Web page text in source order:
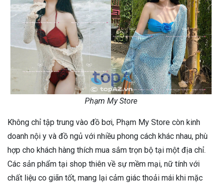
Phạm My Store
Không chỉ tập trung vào đồ bơi, Phạm My Store còn kinh
doanh nội y và đồ ngủ với nhiều phong cách khác nhau, phù
hợp cho khách hàng thích mua sắm trọn bộ tại một địa chỉ.
Các sản phẩm tại shop thiên về sự mềm mại, nữ tính với
chất liệu co giãn tốt, mang lại cảm giác thoải mái khi mặc